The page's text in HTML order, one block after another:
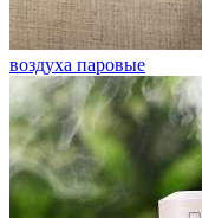
воздуха паровые